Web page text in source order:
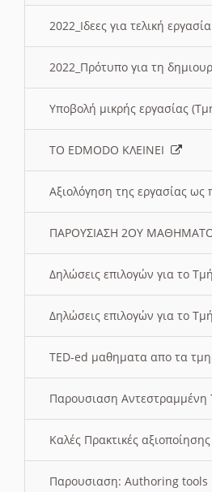
2022_Ιδεες για τελική
2022_Πρότυπο για τη
Υποβολή μικρής εργασίας
ΤΟ EDMODO ΚΛΕΙΝΕΙ
Αξιολόγηση της εργασίας
ΠΑΡΟΥΣΙΑΣΗ 2ΟΥ
Δηλώσεις επιλογών για το
Δηλώσεις επιλογών για το
TED-ed μαθηματα απο τα
Παρουσιαση Αντεστραμμένη
Καλές Πρακτικές
Παρουσιαση: Authoring tools